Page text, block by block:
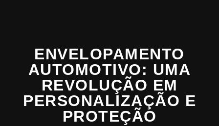
ENVELOPAMENTO
AUTOMOTIVO: UMA
REVOLUÇÃO EM
PERSONALIZAÇÃO E
PROTEÇÃO